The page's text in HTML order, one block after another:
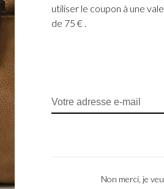
L’entreprise Castelijn &
renommée qui conçoit et
L’entreprise a été créée à
utiliser le coupon à une
de 75 € .
Non merci, je